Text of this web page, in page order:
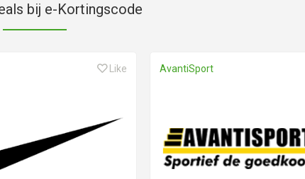
bij e-Kortingscode
Like AvantiSport